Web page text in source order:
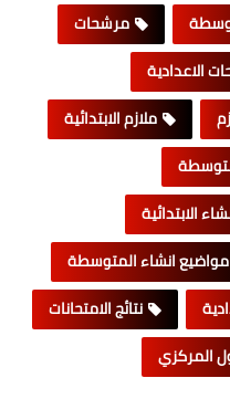
مرشحات
الاعدادية
ملازم الابتدائية
الابتدائية
مواضيع انشاء المتوسطة
نتائج الامتحانات
المركزي